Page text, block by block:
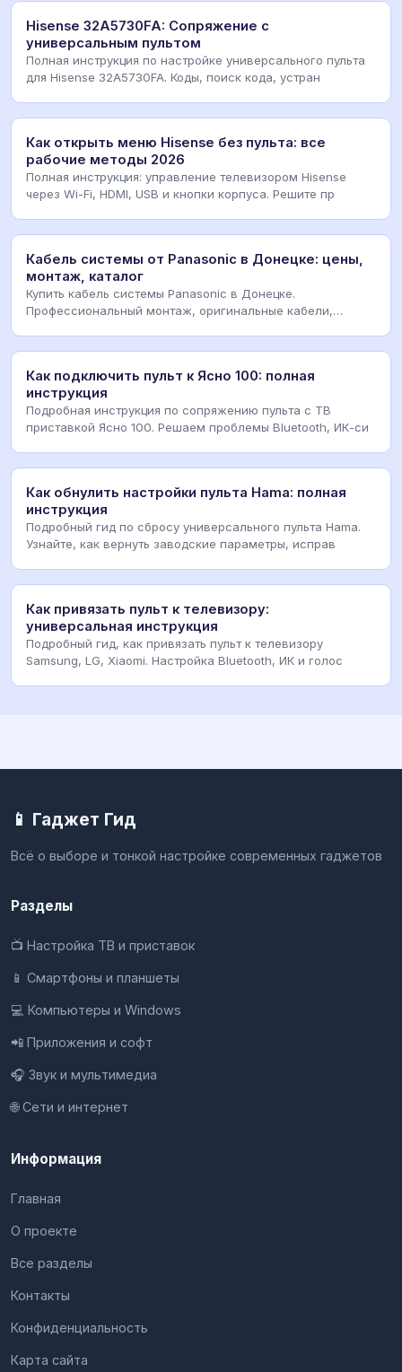
Hisense 32A5730FA: Сопряжение с
универсальным пультом
Полная инструкция по настройке универсального пульта
для Hisense 32A5730FA. Коды, поиск кода, устран
Как открыть меню Hisense без пульта: все
рабочие методы 2026
Полная инструкция: управление телевизором Hisense
через Wi-Fi, HDMI, USB и кнопки корпуса. Решите пр
Кабель системы от Panasonic в Донецке: цены,
монтаж, каталог
Купить кабель системы Panasonic в Донецке.
Профессиональный монтаж, оригинальные кабели,
Как подключить пульт к Ясно 100: полная
инструкция
Подробная инструкция по сопряжению пульта с ТВ
приставкой Ясно 100. Решаем проблемы Bluetooth, ИК-си
Как обнулить настройки пульта Hama: полная
инструкция
Подробный гид по сбросу универсального пульта Hama.
Узнайте, как вернуть заводские параметры, исправ
Как привязать пульт к телевизору:
универсальная инструкция
Подробный гид, как привязать пульт к телевизору
Samsung, LG, Xiaomi. Настройка Bluetooth, ИК и голос
📱 Гаджет Гид
Всё о выборе и тонкой настройке современных гаджетов
Разделы
📺 Настройка ТВ и приставок
📱 Смартфоны и планшеты
💻 Компьютеры и Windows
📲 Приложения и софт
🎧 Звук и мультимедиа
🌐 Сети и интернет
Информация
Главная
О проекте
Все разделы
Контакты
Конфиденциальность
Карта сайта